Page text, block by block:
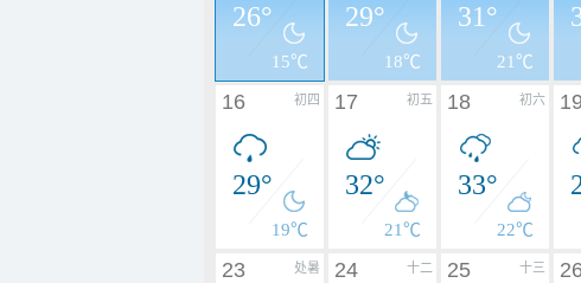
26°
15℃
29°
18℃
31°
21℃
初四
16
29°
19℃
初五
17
32°
21℃
初六
18
33°
22℃
19
处暑
23 十二
24 十三
25